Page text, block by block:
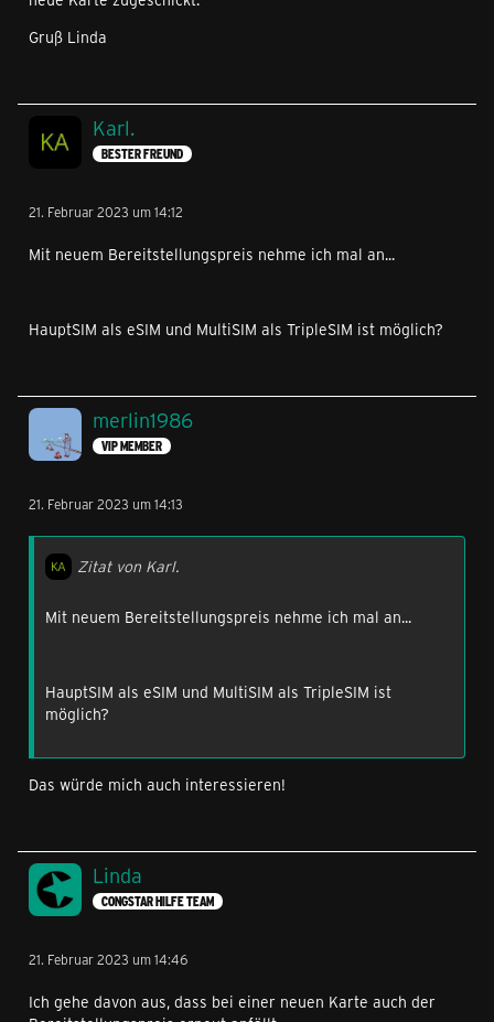
Gruß Linda
Karl.
BESTER FREUND
21. Februar 2023 um 14:12
Mit neuem Bereitstellungspreis nehme ich mal an...
HauptSIM als eSIM und MultiSIM als TripleSIM ist möglich?
merlin1986
VIP MEMBER
21. Februar 2023 um 14:13
Zitat von Karl.
Mit neuem Bereitstellungspreis nehme ich mal an...
HauptSIM als eSIM und MultiSIM als TripleSIM ist
möglich?
Das würde mich auch interessieren!
Linda
CONGSTAR HILFE TEAM
21. Februar 2023 um 14:46
Ich gehe davon aus, dass bei einer neuen Karte auch der